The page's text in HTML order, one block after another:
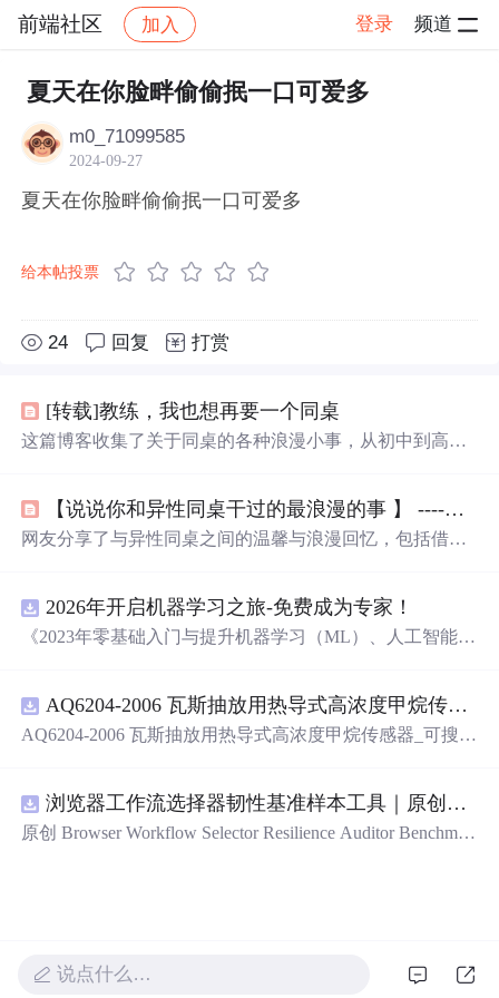
前端社区 加入 登录 频道
社区 前端社区 感慨 帖子详情
夏天在你脸畔偷偷抿一口可爱多
m0_71099585
2024-09-27
夏天在你脸畔偷偷抿一口可爱多
给本帖投票
24 回复 打赏
[转载]教练，我也想再要一个同桌
这篇博客收集了关于同桌的各种浪漫小事，从初中到高
【说说你和异性同桌干过的最浪漫的事 】 ----看到第176楼就突然沉默了....（节选自百度DotA吧）...
网友分享了与异性同桌之间的温馨与浪漫回忆，包括借肩
2026年开启机器学习之旅-免费成为专家！
《2023年零基础入门与提升机器学习（ML）、人工智能
AQ6204-2006 瓦斯抽放用热导式高浓度甲烷传感器-可搜索.pdf
AQ6204-2006 瓦斯抽放用热导式高浓度甲烷传感器_可搜
浏览器工作流选择器韧性基准样本工具｜原创源码+测试+离线报告
原创 Browser Workflow Selector Resilience Auditor Benchmar
现示例、HTML/JSON/SVG离线报告、1080×720运行效果
说点什么…